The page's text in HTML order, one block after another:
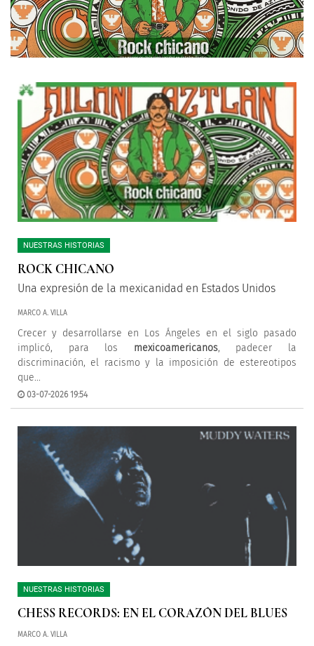
NUESTRAS HISTORIAS
ROCK CHICANO
Una expresión de la mexicanidad en Estados Unidos
MARCO A. VILLA
Crecer y desarrollarse en Los Ángeles en el siglo pasado
implicó, para los mexicoamericanos, padecer la
discriminación, el racismo y la imposición de estereotipos
que...
03-07-2026 19:54
NUESTRAS HISTORIAS
CHESS RECORDS: EN EL CORAZÓN DEL BLUES
MARCO A. VILLA